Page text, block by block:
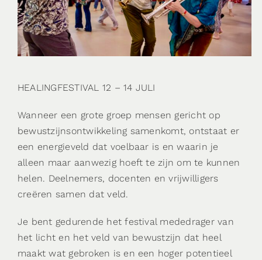
CONTACT
HEALINGFESTIVAL 12 – 14 JULI
Wanneer een grote groep mensen gericht op
bewustzijnsontwikkeling samenkomt, ontstaat er
een energieveld dat voelbaar is en waarin je
alleen maar aanwezig hoeft te zijn om te kunnen
helen. Deelnemers, docenten en vrijwilligers
creëren samen dat veld.
Je bent gedurende het festival mededrager van
het licht en het veld van bewustzijn dat heel
maakt wat gebroken is en een hoger potentieel